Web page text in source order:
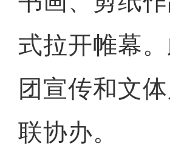
式拉开帷幕
团宣传和文
联协办。